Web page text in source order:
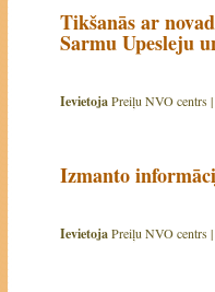
Tikšanās ar
Sarmu Upesleju
IevietojaPreiļu NVO centrs |
Izmanto
IevietojaPreiļu NVO centrs |